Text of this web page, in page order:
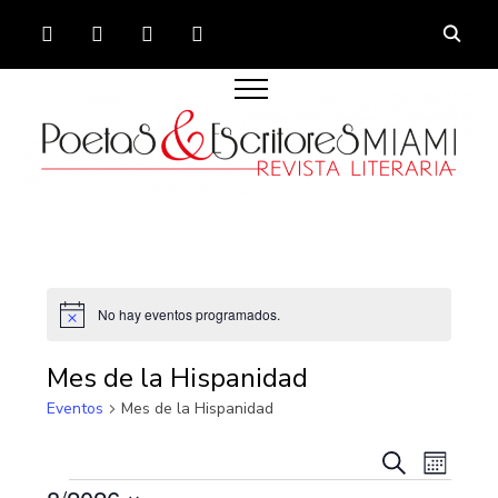
FACEBOOKTWITTERINSTAGRAMYOUTUBE
Aviso No hay eventos programados.
Mes de la Hispanidad
Eventos Mes de la Hispanidad
Buscar
de
Mes